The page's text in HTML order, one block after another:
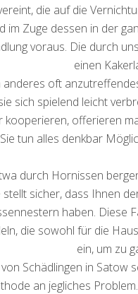
die auf die
im Zuge dessen in der
voraus. Die durch
einen
anderes oft
sich spielend leicht
kooperieren, offerieren
tun alles denkbar
durch Hornissen
sicher, dass Ihnen
haben. Diese
die sowohl für die
ein, um zu
Schädlingen in
an jegliches